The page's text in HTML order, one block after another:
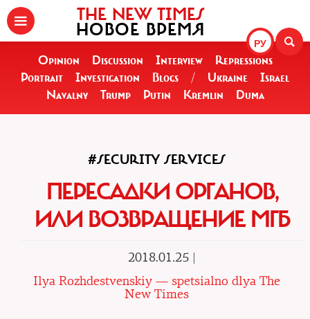
РУ
THE NEW TIMES
НОВОЕ ВРЕМЯ
Opinion Discussion Interview
Repressions
Portrait
Investigation Blogs / Ukraine
Israel
Navalny
Trump Putin Kremlin Duma
#SECURITY SERVICES
ПЕРЕСАДКИ ОРГАНОВ,
ИЛИ ВОЗВРАЩЕНИЕ МГБ
2018.01.25 |
Ilya Rozhdestvenskiy — spetsialno dlya The
New Times